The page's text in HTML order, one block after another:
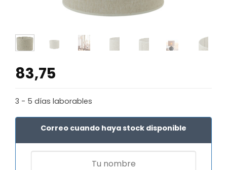
83,75
3 - 5 días laborables
Correo cuando haya stock disponible